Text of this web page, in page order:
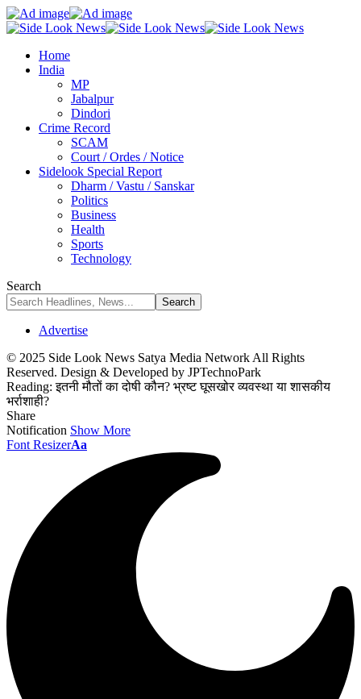
Home
India
MP
Jabalpur
Dindori
Crime Record
SCAM
Court / Ordes / Notice
Sidelook Special Report
Dharm / Vastu / Sanskar
Politics
Business
Health
Sports
Technology
Search
Advertise
© 2025 Side Look News Satya Media Network All Rights
Reserved. Design & Developed by JPTechnoPark
Reading: इतनी मौतों का दोषी कौन? भ्रष्ट घूसखोर व्यवस्था या शासकीय
भर्राशाही?
Share
Notification Show More
Font ResizerAa